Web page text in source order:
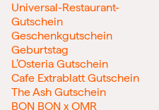
Universal-Restaurant-
Gutschein
Geschenkgutschein
Geburtstag
L’Osteria Gutschein
Cafe Extrablatt Gutschein
The Ash Gutschein
BON BON x OMR